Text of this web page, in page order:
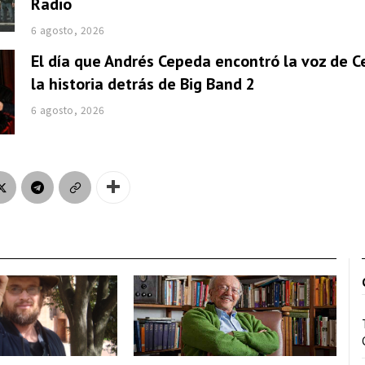
Radio
6 agosto, 2026
El día que Andrés Cepeda encontró la voz de
la historia detrás de Big Band 2
6 agosto, 2026